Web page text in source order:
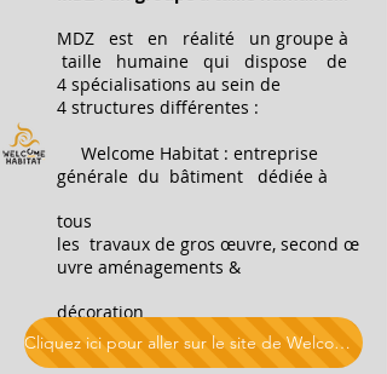
MDZ est en réalité un groupe à
taille humaine qui dispose de
4 spécialisations au sein de
4 structures différentes :
Welcome Habitat : entreprise
générale du bâtiment dédiée à
tous
les travaux de gros œuvre, second œ
uvre aménagements &
décoration
Cliquez ici pour aller sur le site de Welcome Habitat